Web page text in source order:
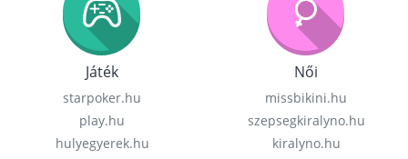
Játék
starpoker.hu
play.hu
hulyegyerek.hu
Női
missbikini.hu
szepsegkiralyno.hu
kiralyno.hu